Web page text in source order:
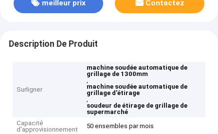
meilleur prix Contactez
Description De Produit
Surligner
machine soudée automatique de
grillage de 1300mm
,
machine soudée automatique de
grillage d'étirage
,
soudeur de étirage de grillage de
supermarché
Capacité
d'approvisionnement
50 ensembles par mois